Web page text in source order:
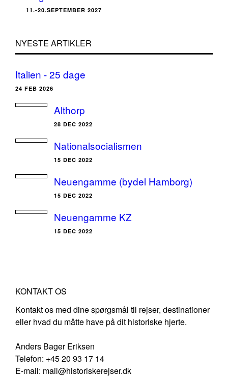
11.-20.SEPTEMBER 2027
NYESTE ARTIKLER
Italien - 25 dage
24 FEB 2026
Althorp
28 DEC 2022
Nationalsocialismen
15 DEC 2022
Neuengamme (bydel Hamborg)
15 DEC 2022
Neuengamme KZ
15 DEC 2022
KONTAKT OS
Kontakt os med dine spørgsmål til rejser, destinationer
eller hvad du måtte have på dit historiske hjerte.
Anders Bager Eriksen
Telefon: +45 20 93 17 14
E-mail: mail@historiskerejser.dk